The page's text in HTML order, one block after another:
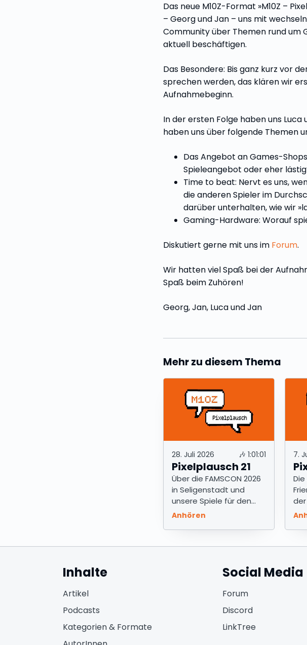
Das neue M10Z-Format »M10Z –
– Georg und Jan – uns mit
Community über Themen rund um
aktuell beschäftigen.
Das Besondere: Bis ganz kurz vor
sprechen werden, das klären wir
Aufnahmebeginn.
In der ersten Folge haben uns
haben uns über folgende Themen
Das Angebot an Games-
Spieleangebot oder eher
Time to beat: Nervt es uns,
die anderen Spieler im
darüber unterhalten, wie wir
Gaming-Hardware: Worauf
Diskutiert gerne mit uns im Forum.
Wir hatten viel Spaß bei der
Spaß beim Zuhören!
Georg, Jan, Luca und Jan
Mehr zu diesem Thema
28. Juli 2026 🎶 1:01:01
Pixelplausch 21
Über die FAMSCON 2026
in Seligenstadt und
unsere Spiele für den
Sommer
Anhören
7.
Inhalte
Artikel
Podcasts
Kategorien & Formate
Social Media
Forum(öffnet in
Discord(öffnet in
LinkTree(öffnet in